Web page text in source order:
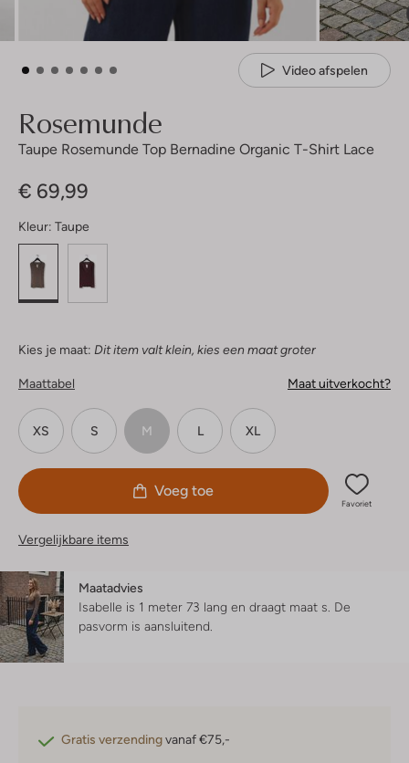
Video afspelen
Rosemunde
Taupe Rosemunde Top Bernadine Organic T-Shirt Lace
€ 69,99
Kleur: Taupe
Kies je maat: Dit item valt klein, kies een maat groter
Maattabel Maat uitverkocht?
XS S M L XL
Voeg toe
Favoriet
Vergelijkbare items
Maatadvies
Isabelle is 1 meter 73 lang en draagt maat s. De
pasvorm is aansluitend
Gratis verzendingvanaf €75,-